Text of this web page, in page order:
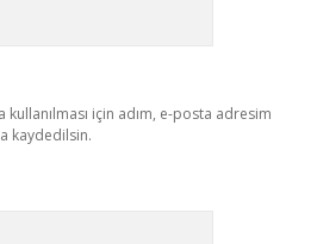
için adım, e-posta adresim
kaydedilsin.